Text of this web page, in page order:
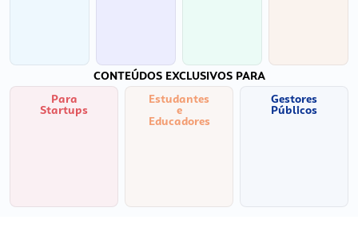
CONTEÚDOS EXCLUSIVOS PARA
Para
Startups
Estudantes
e
Educadores
Gestores
Públicos